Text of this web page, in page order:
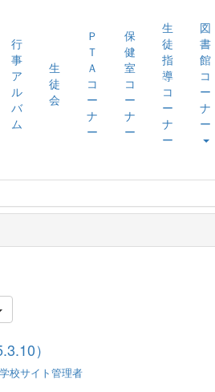
行
事
ア
ル
バ
ム
生
徒
会
Ｐ
Ｔ
Ａ
コ
ー
ナ
ー
保
健
室
コ
ー
ナ
ー
生
徒
指
導
コ
ー
ナ
ー
図
書
館
コ
ー
ナ
ー
）
学校サイト管理者